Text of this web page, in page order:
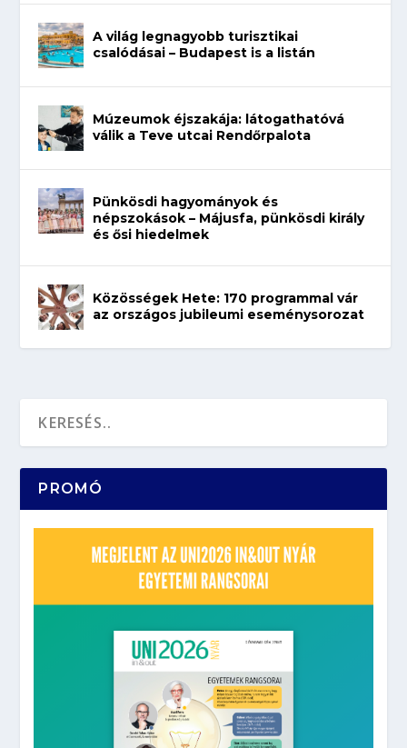
A világ legnagyobb turisztikai
csalódásai – Budapest is a listán
Múzeumok éjszakája: látogathatóvá
válik a Teve utcai Rendőrpalota
Pünkösdi hagyományok és
népszokások – Májusfa, pünkösdi király
és ősi hiedelmek
Közösségek Hete: 170 programmal vár
az országos jubileumi eseménysorozat
PROMÓ